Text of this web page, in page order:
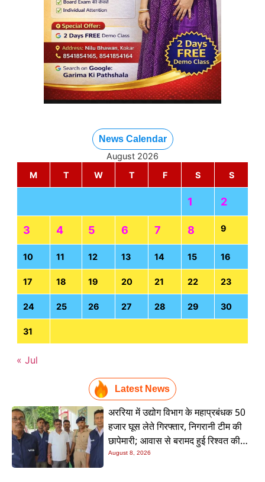
News Calendar
August 2026
M
T W T F S S
1 2
3 4 5 6 7 8 9
10 11 12 13 14 15 16
17 18 19 20 21 22 23
24 25 26 27 28 29 30
31
« Jul
Latest News
अररिया में उद्योग विभाग के महाप्रबंधक 50
हजार घूस लेते गिरफ्तार, निगरानी टीम की
छापेमारी; आवास से बरामद हुई रिश्वत की
रकम
August 8, 2026